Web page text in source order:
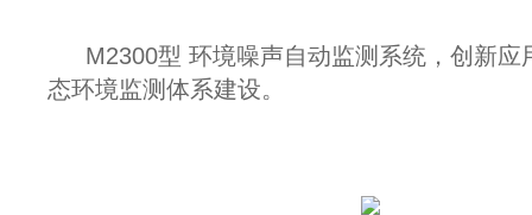
M2300型 环境噪声自动监测系统，创新
态环境监测体系建设。